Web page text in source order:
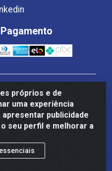
próprios e de
uma experiência
publicidade
seu perfil e melhorar a
08.691.096/0001-93 -
Lt 7, 9, 11, 13, 14 Ao 32,
Brasília/DF - CEP
220